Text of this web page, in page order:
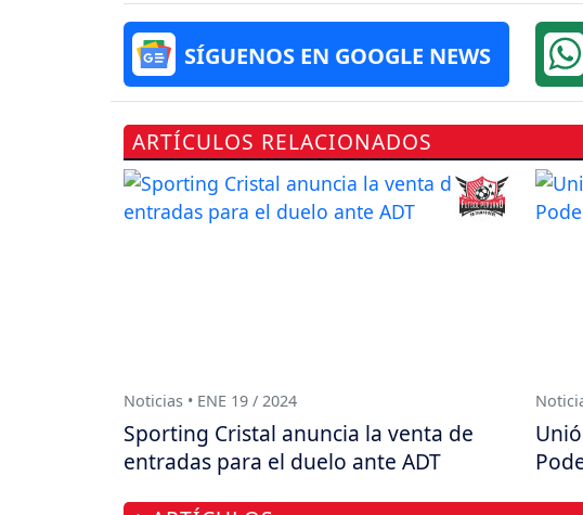
SÍGUENOS EN GOOGLE NEWS
ARTÍCULOS RELACIONADOS
Noticias • ENE 19 / 2024
Sporting Cristal anuncia la venta de
entradas para el duelo ante ADT